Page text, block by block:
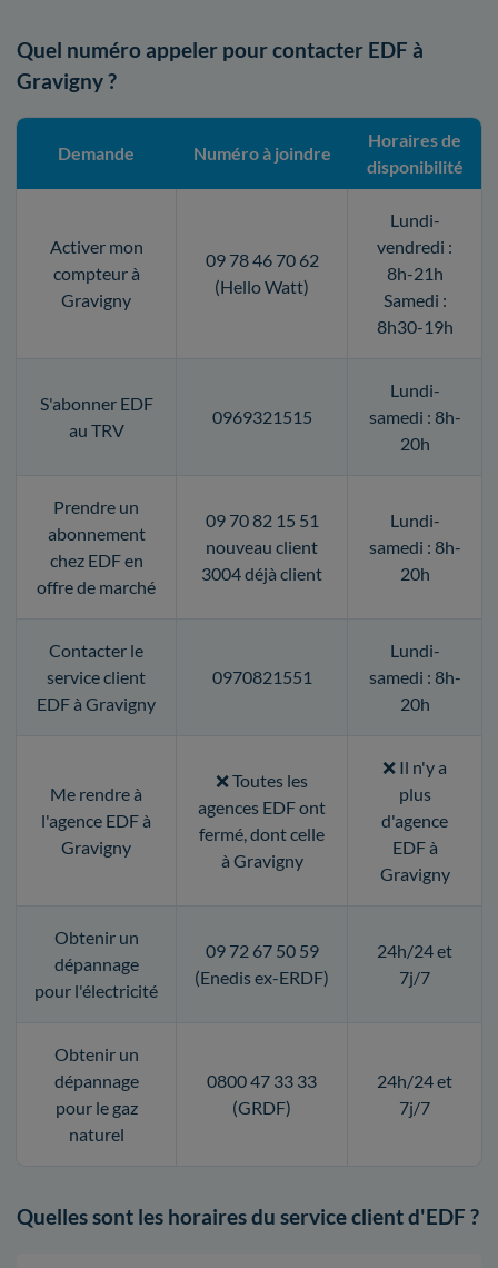
Quel numéro appeler pour contacter EDF à
Gravigny ?
Demande Numéro à joindre
Horaires de
disponibilité
Activer mon
compteur à
Gravigny
09 78 46 70 62
(Hello Watt)
Lundi-
vendredi :
8h-21h
Samedi :
8h30-19h
S'abonner EDF
au TRV
0969321515
Lundi-
samedi : 8h-
20h
Prendre un
abonnement
chez EDF en
offre de marché
09 70 82 15 51
nouveau client
3004 déjà client
Lundi-
samedi : 8h-
20h
Contacter le
service client
EDF à Gravigny
0970821551
Lundi-
samedi : 8h-
20h
Me rendre à
l'agence EDF à
Gravigny
❌ Toutes les
agences EDF ont
fermé, dont celle
à Gravigny
❌ Il n'y a
plus
d'agence
EDF à
Gravigny
Obtenir un
dépannage
pour l'électricité
09 72 67 50 59
(Enedis ex-ERDF)
24h/24 et
7j/7
Obtenir un
dépannage
pour le gaz
naturel
0800 47 33 33
(GRDF)
24h/24 et
7j/7
Quelles sont les horaires du service client d'EDF ?